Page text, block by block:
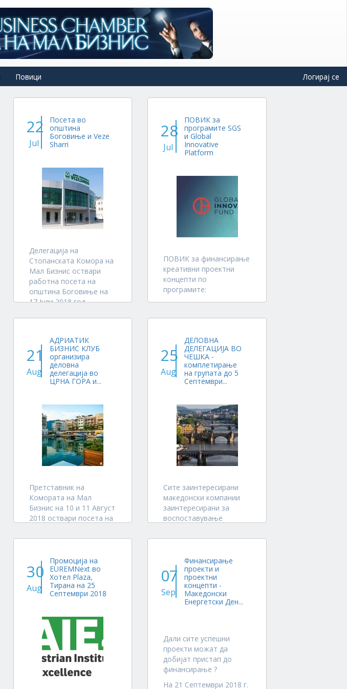
Повици Логирај се
22
Jul
Посета во
општина
Боговиње и Veze
Sharri
Делегација на
Стопанската Комора на
Мал Бизнис оствари
работна посета на
општина Боговиње на
17 Јули 2018 год.
Комората Г-н Слободан
Софески беше примена
од Г-н Бесир Мифтари
во име на
градоначалникот на
Аљбон...
28
Jul
ПОВИК за
програмите SGS
и Global
Innovative
Platform
ПОВИК за финансирање
креативни проектни
концепти по
програмите:
1. Sustainable, Green &
финансирање се
реконструкција на
деловни комерцијални и
индустриски објекти,
резиденцијалните
објектите на
локалната...
21
Aug
АДРИАТИК
БИЗНИС КЛУБ
организира
деловна
делегација во
ЦРНА ГОРА и...
Претставник на
Комората на Мал
Бизнис на 10 и 11 Август
2018 оствари посета на
Подгорица каде со
Собранието на
Комората на архитекти
на Црна Гора се
дискутираше за
организирање посета
на македонски компании
кои се...
25
Aug
ДЕЛОВНА
ДЕЛЕГАЦИЈА ВО
ЧЕШКА -
комплетирање
на групата до 5
Септември...
Сите заинтересирани
македонски компании
заинтересирани за
воспоставување
компании од Чешка
Германско-Чешката
Индустриска Стопанска
Комора - партнерот на
ЕУРЕМ МК во мрежата
EUREM Consortium се
30
Aug
Промоција на
EUREMNext во
Хотел Plaza,
Тирана на 25
Септември 2018
07
Sep
Финансирање
проекти и
проектни
концепти -
Македонски
Енергетски Ден...
Дали сите успешни
проекти можат да
добијат пристап до
финансирање ?
На 21 Септември 2018 г.